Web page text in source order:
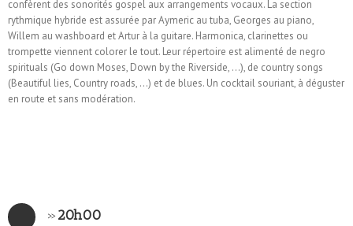
confèrent des sonorités gospel aux arrangements vocaux. La section
rythmique hybride est assurée par Aymeric au tuba, Georges au piano,
Willem au washboard et Artur à la guitare. Harmonica, clarinettes ou
trompette viennent colorer le tout. Leur répertoire est alimenté de negro
spirituals (Go down Moses, Down by the Riverside, …), de country songs
(Beautiful lies, Country roads, …) et de blues. Un cocktail souriant, à déguster
en route et sans modération.
»20h00